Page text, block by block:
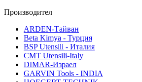
Производител
ARDEN-Тайван
Beta Kimya - Турция
BSP Utensili - Италия
CMT Utensili-Italy
DIMAR-Израел
GARVIN Tools - INDIA